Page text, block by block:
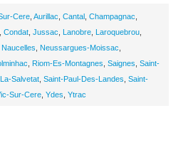
Cere Aurillac Cantal Champagnac
Condat Jussac Lanobre Laroquebrou
Naucelles Neussargues-Moissac
Riom-Es-Montagnes Saignes Saint-
Salvetat Saint-Paul-Des-Landes Saint-
Sur-Cere Ydes Ytrac